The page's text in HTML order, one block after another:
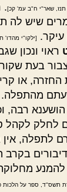
שאר"י ח"ב עמ' קכ].
שיש לה
עיקר.
[ילקו"י
ראוי ונכון
בעת
או
מהתפלה.
רבה,
לחלק
לתפלה, אין
בקרב
להמנע
תשס"ד, ספר על